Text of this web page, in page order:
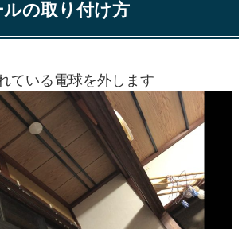
の取り付け方
ている電球を外します